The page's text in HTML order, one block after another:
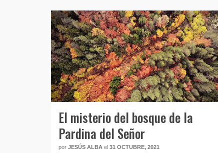
El misterio del bosque de la
Pardina del Señor
por JESÚS ALBA el 31 OCTUBRE, 2021